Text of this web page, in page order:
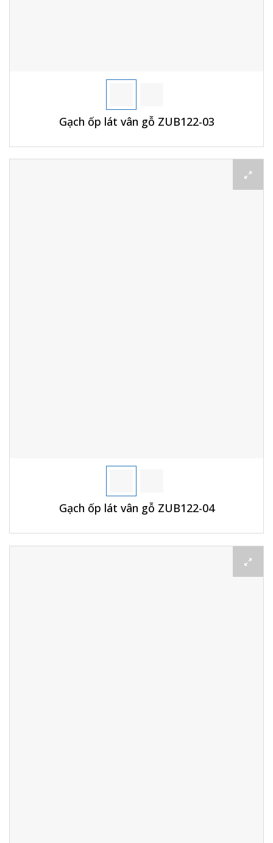
Gạch ốp lát vân gỗ ZUB122-03
Gạch ốp lát vân gỗ ZUB122-04